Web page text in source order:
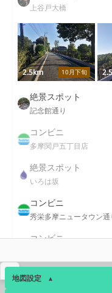
上谷戸大橋
10月下旬
2.5km
絶景スポット
記念館通り
コンビニ
多摩関戸五丁目店
絶景スポット
いろは坂
コンビニ
秀栄多摩ニュータウン通
コンビニ
地図設定 ▴